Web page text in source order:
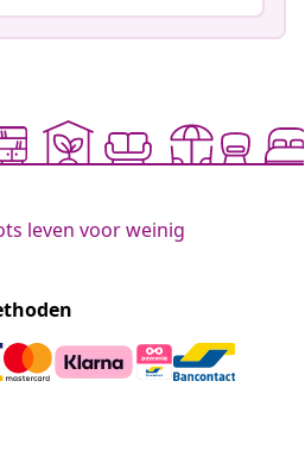
leven voor weinig